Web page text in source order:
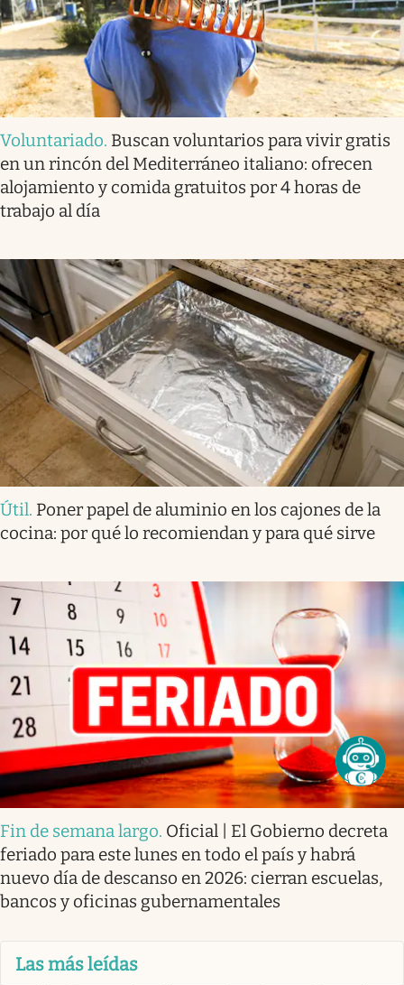
Voluntariado. Buscan voluntarios para vivir gratis
en un rincón del Mediterráneo italiano: ofrecen
alojamiento y comida gratuitos por 4 horas de
trabajo al día
Útil. Poner papel de aluminio en los cajones de la
cocina: por qué lo recomiendan y para qué sirve
Fin de semana largo. Oficial | El Gobierno decreta
feriado para este lunes en todo el país y habrá
nuevo día de descanso en 2026: cierran escuelas,
bancos y oficinas gubernamentales
Las más leídas